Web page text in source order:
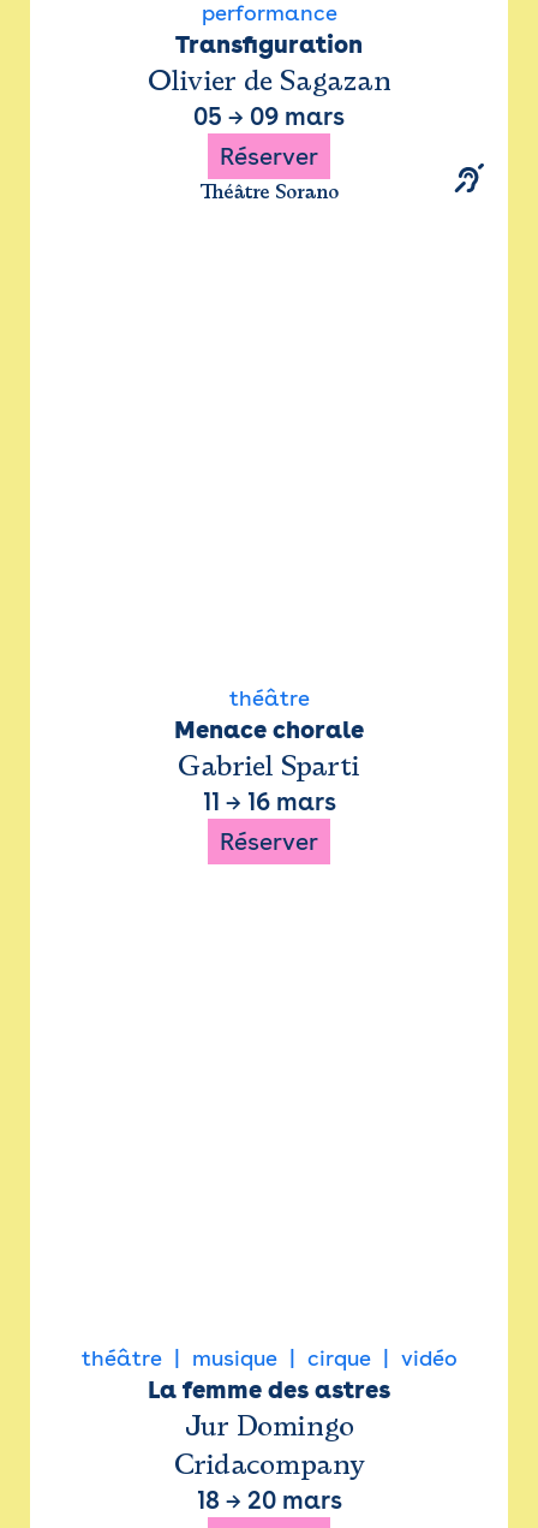
performance
Transfiguration
Olivier de Sagazan
05 → 09 mars
Réserver
Théâtre Sorano
théâtre
Menace chorale
Gabriel Sparti
11 → 16 mars
Réserver
théâtre musique cirque vidéo
La femme des astres
Jur Domingo
Cridacompany
18 → 20 mars